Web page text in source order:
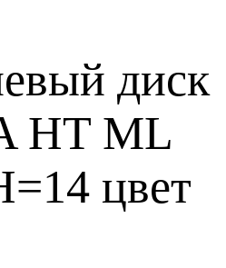
диск
HT ML
цвет